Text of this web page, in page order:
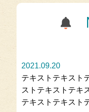
2021.09.20
テキストテキスト
ストテキストテキ
テキストテキスト